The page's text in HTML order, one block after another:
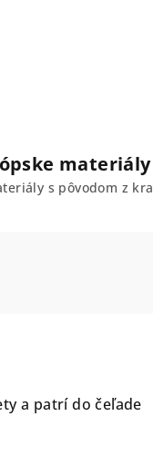
materiály
s pôvodom z
a patrí do čeľade